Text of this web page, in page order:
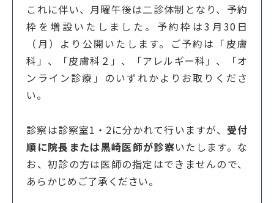
これに伴い、月曜午後は二診体制となり、予約
枠を増設いたしました。予約枠は3月30日
（月）より公開いたします。ご予約は「皮膚
科」、「皮膚科２」、「アレルギー科」、「オ
ンライン診療」のいずれかよりお取りくださ
い。
診察は診察室1・2に分かれて行いますが、 受付
順に院長または黒崎医師が診察いたします。な
お、初診の方は医師の指定はできませんので、
あらかじめご了承ください。